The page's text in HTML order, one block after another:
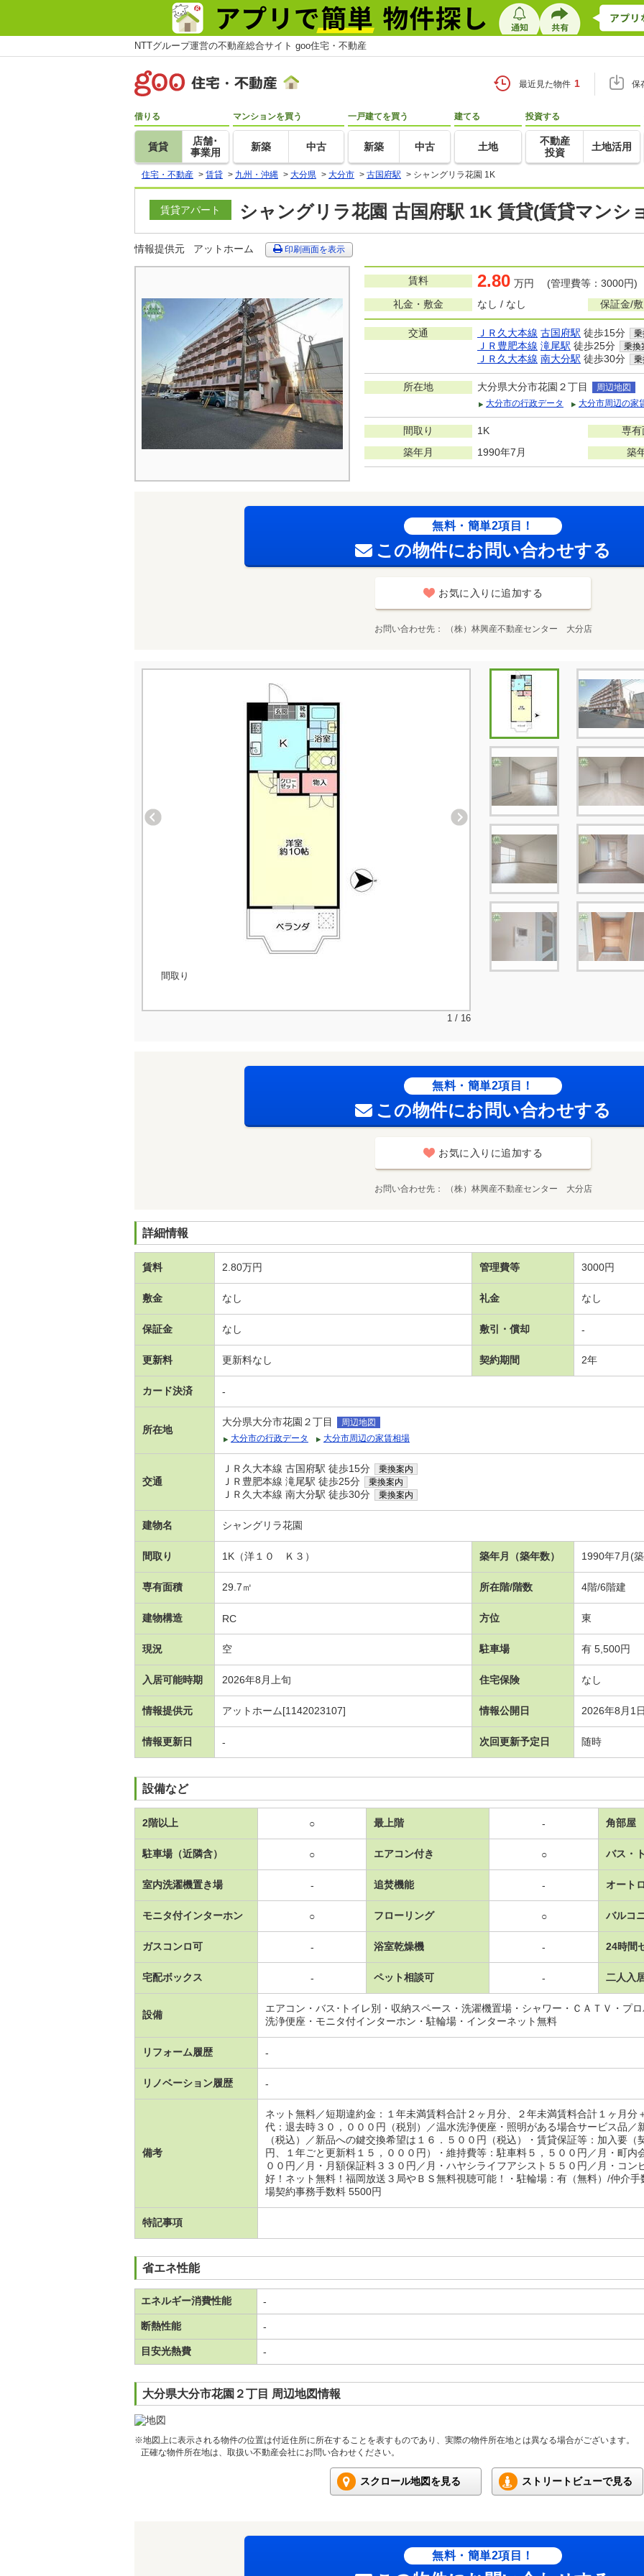
NTTグループ運営の不動産総合サイト goo住宅・不動産
最近見た物件 1 保
借りる
賃貸
店舗･
事業用
マンションを買う
新築 中古
一戸建てを買う
新築 中古
建てる
土地
投資する
不動産
投資
土地活用
住宅・不動産 > 賃貸 > 九州・沖縄 > 大分県 > 大分市 > 古国府駅 > シャングリラ花園 1K
賃貸アパート シャングリラ花園 古国府駅 1K 賃貸(賃貸マンシ
情報提供元 アットホーム 印刷画面を表示
賃料 2.80 万円 (管理費等：3000円)
礼金・敷金
なし / なし 保証金/
交通 ＪＲ久大本線 古国府駅 徒歩15分 乗
ＪＲ豊肥本線 滝尾駅 徒歩25分 乗換
ＪＲ久大本線 南大分駅 徒歩30分 乗
所在地 大分県大分市花園２丁目
周辺地図
大分市の行政データ
大分市周辺の家
間取り 1K 専有
築年月 1990年7月 築
無料・簡単2項目！
この物件にお問い合わせする
お気に入りに追加する
お問い合わせ先 （株）林興産不動産センター 大分店
間取り
1 / 16
無料・簡単2項目！
この物件にお問い合わせする
お気に入りに追加する
お問い合わせ先 （株）林興産不動産センター 大分店
詳細情報
賃料 2.80万円 管理費等 3000円
敷金 なし 礼金 なし
保証金 なし 敷引・償却 -
更新料 更新料なし 契約期間 2年
カード決済 -
所在地
大分県大分市花園２丁目
周辺地図
大分市の行政データ
大分市周辺の家賃相場
交通
ＪＲ久大本線 古国府駅 徒歩15分 乗換案内
ＪＲ豊肥本線 滝尾駅 徒歩25分 乗換案内
ＪＲ久大本線 南大分駅 徒歩30分 乗換案内
建物名 シャングリラ花園
間取り 1K（洋１０ Ｋ３） 築年月（築年数） 1990年7月(
専有面積 29.7㎡ 所在階/階数 4階/6階建
建物構造 RC 方位 東
現況 空 駐車場 有 5,500円
入居可能時期 2026年8月上旬 住宅保険 なし
情報提供元 アットホーム[1142023107] 情報公開日 2026年8月1日
情報更新日 - 次回更新予定日 随時
設備など
2階以上 ○ 最上階 - 角部屋
駐車場（近隣含） ○ エアコン付き ○ バス・
室内洗濯機置き場 - 追焚機能 - オート
モニタ付インターホン ○ フローリング ○ バルコ
ガスコンロ可 - 浴室乾燥機 - 24時間
宅配ボックス - ペット相談可 - 二人入
設備
エアコン・バス･トイレ別・収納スペース・洗濯機置場・シャワー・ＣＡＴＶ・プ
洗浄便座・モニタ付インターホン・駐輪場・インターネット無料
リフォーム履歴 -
リノベーション履歴 -
備考
ネット無料／短期違約金：１年未満賃料合計２ヶ月分、２年未満賃料合計１ヶ月分
代：退去時３０，０００円（税別）／温水洗浄便座・照明がある場合サービス品／
（税込）／新品への鍵交換希望は１６．５００円（税込）・賃貸保証等：加入要
円、１年ごと更新料１５，０００円）・維持費等：駐車料５，５００円／月・町内
００円／月・月額保証料３３０円／月・ハヤシライフアシスト５５０円／月・コン
好！ネット無料！福岡放送３局やＢＳ無料視聴可能！・駐輪場：有（無料）/仲介
場契約事務手数料 5500円
特記事項
省エネ性能
エネルギー消費性能 -
断熱性能 -
目安光熱費 -
大分県大分市花園２丁目 周辺地図情報
※地図上に表示される物件の位置は付近住所に所在することを表すものであり、実際の物件所在地とは異なる場合がございます。
正確な物件所在地は、取扱い不動産会社にお問い合わせください。
スクロール地図を見る ストリートビューで見る
無料・簡単2項目！